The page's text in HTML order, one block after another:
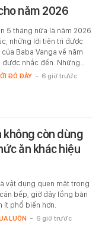
năm 2026
5 tháng nữa là năm 2026
những lời tiên tri được
Baba Vanga về năm
được nhắc đến. Những…
ĐÓ ĐÂY - 6 giờ trước
không còn dùng
ăn khác hiệu
vật dụng quen mặt trong
bếp, giờ đây lồng bàn
ít phổ biến hơn.
LUÔN - 6 giờ trước